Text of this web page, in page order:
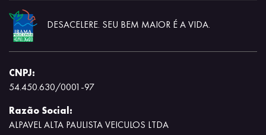
DESACELERE. SEU BEM MAIOR É A VIDA.
CNPJ:
54.450.630/0001-97
Razão Social:
ALPAVEL ALTA PAULISTA VEICULOS LTDA